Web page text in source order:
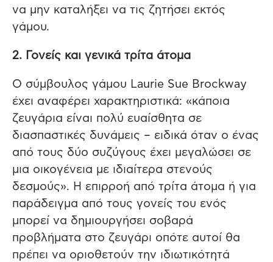
να μην καταλήξει να τις ζητήσει εκτός
γάμου.
2. Γονείς και γενικά τρίτα άτομα
Ο σύμβουλος γάμου Laurie Sue Brockway
έχει αναφέρει χαρακτηριστικά: «κάποια
ζευγάρια είναι πολύ ευαίσθητα σε
διασπαστικές δυνάμεις – ειδικά όταν ο ένας
από τους δύο συζύγους έχει μεγαλώσει σε
μια οικογένεια με ιδιαίτερα στενούς
δεσμούς». Η επιρροή από τρίτα άτομα ή για
παράδειγμα από τους γονείς του ενός
μπορεί να δημιουργήσει σοβαρά
προβλήματα στο ζευγάρι οπότε αυτοί θα
πρέπει να οριοθετούν την ιδιωτικότητά